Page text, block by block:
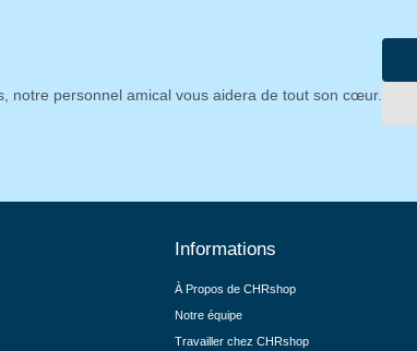
notre personnel amical vous aidera de tout son cœur.
Informations
À Propos de CHRshop
Notre équipe
Travailler chez CHRshop